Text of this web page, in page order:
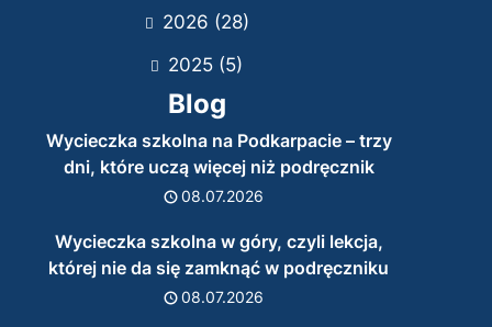
2026 (28)
2025 (5)
Blog
Wycieczka szkolna na Podkarpacie – trzy
dni, które uczą więcej niż podręcznik
08.07.2026
Wycieczka szkolna w góry, czyli lekcja,
której nie da się zamknąć w podręczniku
08.07.2026